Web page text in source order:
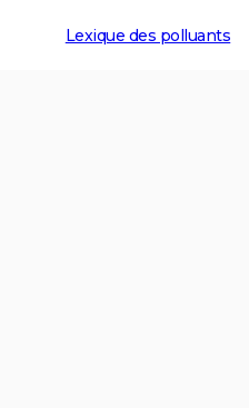
Lexique des polluants